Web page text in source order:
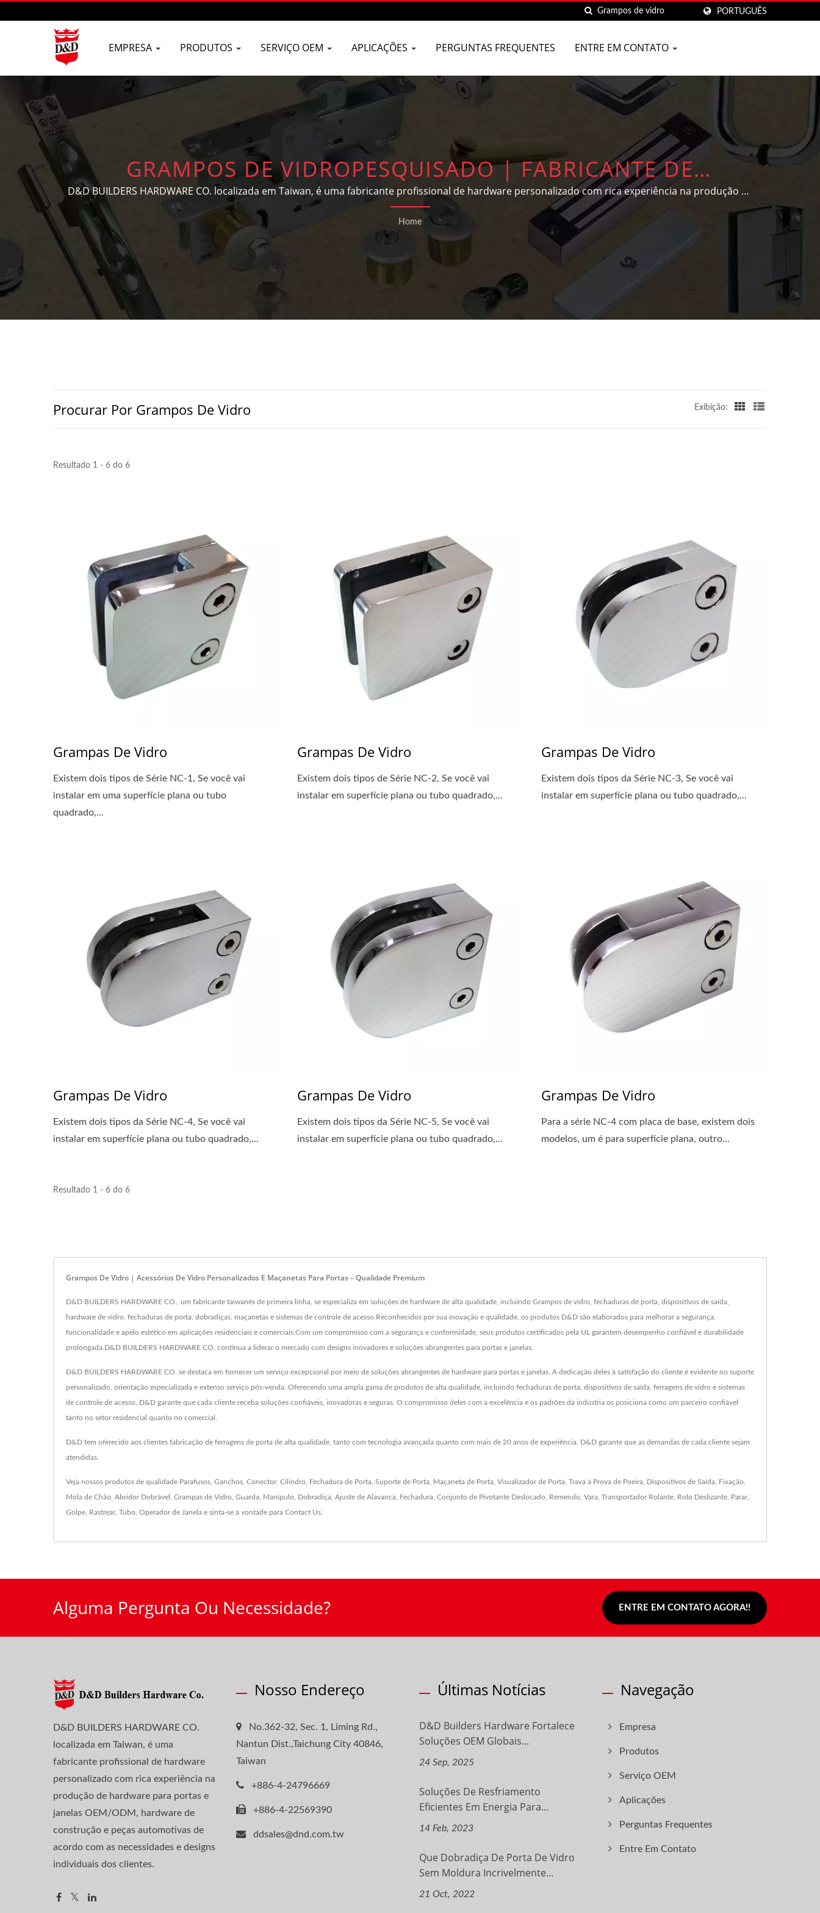
PORTUGUÊS
EMPRESA PRODUTOS SERVIÇO OEM APLICAÇÕES PERGUNTAS FREQUENTES ENTRE EM CONTATO
GRAMPOS DE VIDROPESQUISADO | FABRICANTE DE
FECHADURAS DE PORTA DESLIZANTE DE ALTA QUALIDADE EM
TAIWAN | D&D BUILDERS HARDWARE CO.
D&D BUILDERS HARDWARE CO. localizada em Taiwan, é uma fabricante profissional de hardware personalizado com rica experiência na produção de
hardware para portas e janelas OEM/ODM, hardware de construção e peças automotivas de acordo com as necessidades e designs individuais dos
clientes.
Home
Procurar Por Grampos De Vidro Exibição:
Resultado 1 - 6 do 6
Grampas De Vidro
Existem dois tipos de Série NC-1, Se você vai
instalar em uma superfície plana ou tubo
quadrado,...
Grampas De Vidro
Existem dois tipos de Série NC-2, Se você vai
instalar em superfície plana ou tubo quadrado,...
Grampas De Vidro
Existem dois tipos da Série NC-3, Se você vai
instalar em superfície plana ou tubo quadrado,...
Grampas De Vidro
Existem dois tipos da Série NC-4, Se você vai
instalar em superfície plana ou tubo quadrado,...
Grampas De Vidro
Existem dois tipos da Série NC-5, Se você vai
instalar em superfície plana ou tubo quadrado,...
Grampas De Vidro
Para a série NC-4 com placa de base, existem dois
modelos, um é para superfície plana, outro...
Resultado 1 - 6 do 6
Grampos De Vidro | Acessórios De Vidro Personalizados E Maçanetas Para Portas – Qualidade Premium
D&D BUILDERS HARDWARE CO., um fabricante taiwanês de primeira linha, se especializa em soluções de hardware de alta qualidade, incluindo Grampos de vidro, fechaduras de porta, dispositivos de saída,
hardware de vidro, fechaduras de porta, dobradiças, maçanetas e sistemas de controle de acesso.Reconhecidos por sua inovação e qualidade, os produtos D&D são elaborados para melhorar a segurança,
funcionalidade e apelo estético em aplicações residenciais e comerciais.Com um compromisso com a segurança e conformidade, seus produtos certificados pela UL garantem desempenho confiável e durabilidade
prolongada.D&D BUILDERS HARDWARE CO. continua a liderar o mercado com designs inovadores e soluções abrangentes para portas e janelas.
D&D BUILDERS HARDWARE CO. se destaca em fornecer um serviço excepcional por meio de soluções abrangentes de hardware para portas e janelas. A dedicação deles à satisfação do cliente é evidente no suporte
personalizado, orientação especializada e extenso serviço pós-venda. Oferecendo uma ampla gama de produtos de alta qualidade, incluindo fechaduras de porta, dispositivos de saída, ferragens de vidro e sistemas
de controle de acesso, D&D garante que cada cliente receba soluções confiáveis, inovadoras e seguras. O compromisso deles com a excelência e os padrões da indústria os posiciona como um parceiro confiável
tanto no setor residencial quanto no comercial.
D&D tem oferecido aos clientes fabricação de ferragens de porta de alta qualidade, tanto com tecnologia avançada quanto com mais de 20 anos de experiência, D&D garante que as demandas de cada cliente sejam
atendidas.
Veja nossos produtos de qualidade Parafusos Ganchos Conector, Cilindro Fechadura de Porta Suporte de Porta Maçaneta de Porta Visualizador de Porta Trava à Prova de Poeira Dispositivos de Saída Fixação
Mola de Chão Abridor Dobrável Grampas de Vidro Guarda Manípulo Dobradiça Ajuste de Alavanca Fechadura Conjunto de Pivotante Deslocado Remendo Vara Transportador Rolante Rolo Deslizante Parar,
Golpe Rastrear, Tubo Operador de Janela e sinta-se à vontade para Contact Us
Alguma Pergunta Ou Necessidade? ENTRE EM CONTATO AGORA!!
D&D BUILDERS HARDWARE CO.
localizada em Taiwan, é uma
fabricante profissional de hardware
personalizado com rica experiência na
produção de hardware para portas e
janelas OEM/ODM, hardware de
construção e peças automotivas de
acordo com as necessidades e designs
individuais dos clientes.
Nosso Endereço
No.362-32, Sec. 1, Liming Rd.,
Nantun Dist.,Taichung City 40846,
Taiwan
+886-4-24796669
+886-4-22569390
ddsales@dnd.com.tw
Últimas Notícias
D&D Builders Hardware Fortalece
Soluções OEM Globais...
24 Sep, 2025
Soluções De Resfriamento
Eficientes Em Energia Para...
14 Feb, 2023
Que Dobradiça De Porta De Vidro
Sem Moldura Incrivelmente...
21 Oct, 2022
Navegação
Empresa
Produtos
Serviço OEM
Aplicações
Perguntas Frequentes
Entre Em Contato